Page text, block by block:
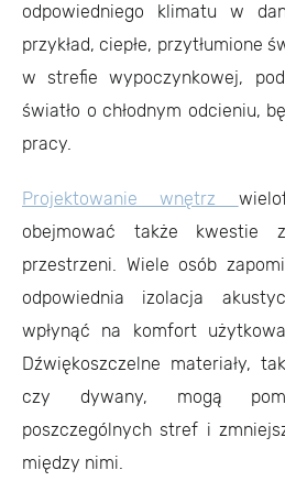
odpowiedniego klimatu w
przykład, ciepłe, przytłumione
w strefie wypoczynkowej,
światło o chłodnym odcieniu,
pracy.
Projektowanie wnętrz
obejmować także kwestie
przestrzeni. Wiele osób
odpowiednia izolacja
wpłynąć na komfort
Dźwiękoszczelne materiały,
czy dywany, mogą
poszczególnych stref i
między nimi.